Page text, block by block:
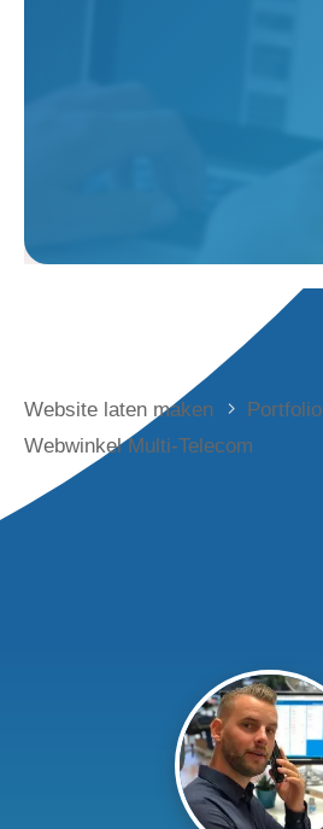
Website laten maken Portfolio
Webwinkel Multi-Telecom